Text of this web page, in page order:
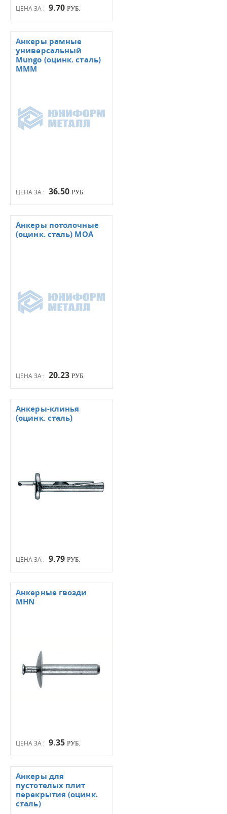
ЦЕНА ЗА : 9.70 РУБ.
ЦЕНА ЗА : 36.50 РУБ.
Анкеры рамные
универсальный
Mungo (оцинк. сталь)
МММ
ЦЕНА ЗА : 20.23 РУБ.
Анкеры потолочные
(оцинк. сталь) МОА
ЦЕНА ЗА : 9.79 РУБ.
Анкеры-клинья
(оцинк. сталь)
ЦЕНА ЗА : 9.35 РУБ.
Анкерные гвозди
MHN
Анкеры для
пустотелых плит
перекрытия (оцинк.
сталь)